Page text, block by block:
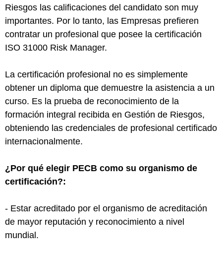
Riesgos las calificaciones del candidato son muy
importantes. Por lo tanto, las Empresas prefieren
contratar un profesional que posee la certificación
ISO 31000 Risk Manager.
La certificación profesional no es simplemente
obtener un diploma que demuestre la asistencia a un
curso. Es la prueba de reconocimiento de la
formación integral recibida en Gestión de Riesgos,
obteniendo las credenciales de profesional certificado
internacionalmente.
¿Por qué elegir PECB como su organismo de
certificación?:
- Estar acreditado por el organismo de acreditación
de mayor reputación y reconocimiento a nivel
mundial.